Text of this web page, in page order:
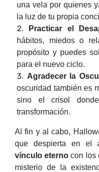
una vela por quienes
la luz de tu propia
Practicar el
hábitos, miedos o
propósito y puedes
para el nuevo ciclo.
Agradecer la
oscuridad también es
sino el crisol
transformación.
Al fin y al cabo,
que despierta en el
vínculo eterno con los
misterio de la